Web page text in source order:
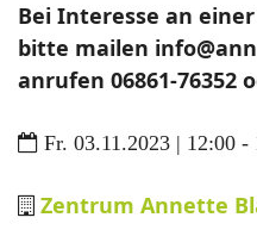
Bei Interesse an
bitte mailen
anrufen 06861-76352
Fr. 03.11.2023 | 12:00 -
Zentrum Annette